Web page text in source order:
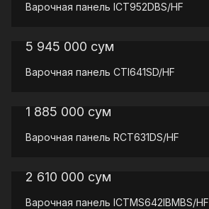
Варочная панель ICT952DBS/HF
5 945 000 сум
Варочная панель CTI641SD/HF
1 885 000 сум
Варочная панель RCT631DS/HF
2 610 000 сум
Варочная панель ICTMS642IBMBS/HF